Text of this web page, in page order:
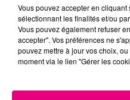
Capricorne
Vous pouvez accepter en cliquant
sélectionnant les finalités et/ou
Vous pouvez également refuser
accepter". Vos préférences ne
pouvez mettre à jour vos choix,
moment via le lien "Gérer les